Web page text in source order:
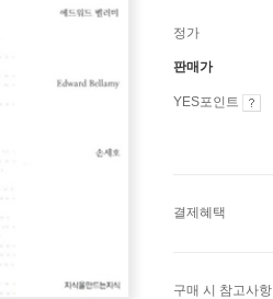
정가
판매가
YES포인트
결제혜택
구매 시 참고사항